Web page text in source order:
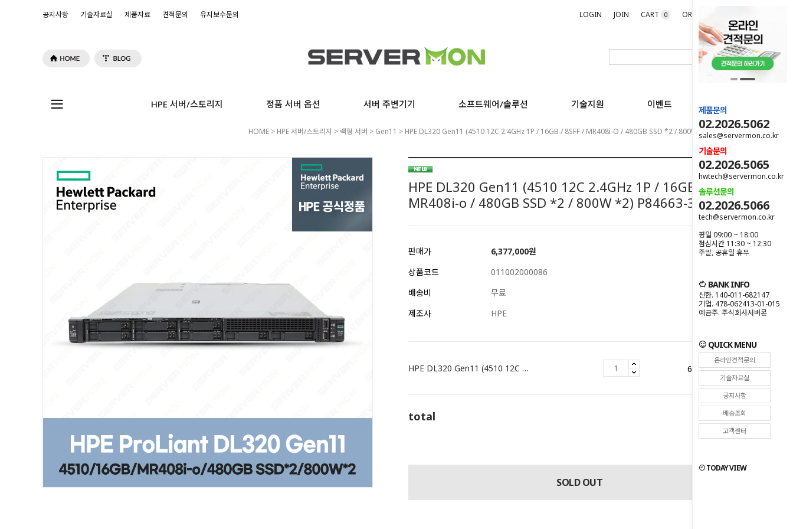
공지사항 기술자료실 제품자료 견적문의 유지보수문의 LOGIN JOIN CART 0 ORDER
HPE 서버/스토리지 정품 서버 옵션 서버 주변기기 소프트웨어/솔루션 기술지원 이벤트
제품문의
02.2026.5062
sales@servermon.co.kr
기술문의
02.2026.5065
hwtech@servermon.co.kr
솔루션문의
02.2026.5066
tech@servermon.co.kr
평일 09:00 ~ 18:00
점심시간 11:30 ~ 12:30
주말, 공휴일 휴무
BANK INFO
신한. 140-011-682147
기업. 478-062413-01-015
예금주. 주식회사서버몬
QUICK MENU
온라인견적문의
기술자료실
공지사항
배송조회
고객센터
TODAY VIEW
HOME > HPE 서버/스토리지 > 랙형 서버 > Gen11 > HPE DL320 Gen11 (4510 12C 2.4GHz 1P / 16GB / 8SFF / MR408i-O / 480GB SSD *2 / 800W *2) P84663-375
HPE DL320 Gen11 (4510 12C 2.4GHz 1P / 16GB / 8SFF /
MR408i-o / 480GB SSD *2 / 800W *2) P84663-375
판매가 6,377,000원
상품코드
011002000086
배송비
무료
제조사
HPE
HPE DL320 Gen11 (4510 12C 2.4GHz 1P / 16GB / 8SFF / MR408i-o / 480GB SSD *2 / 800W *2) P84663-375 6,377,000원
total 6,377,000원
SOLD OUT